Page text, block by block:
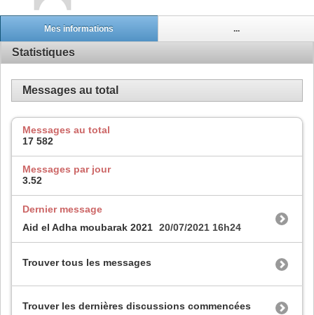
Mes informations ...
Statistiques
Messages au total
Messages au total
17 582
Messages par jour
3.52
Dernier message
Aid el Adha moubarak 2021 20/07/2021 16h24
Trouver tous les messages
Trouver les dernières discussions commencées